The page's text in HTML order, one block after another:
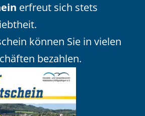
erfreut sich stets
können Sie in vielen
bezahlen.